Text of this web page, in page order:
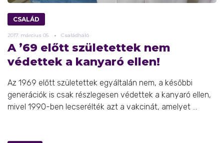
CSALÁD
2017. március 05. Családháló
A ’69 előtt születettek nem
védettek a kanyaró ellen!
Az 1969 előtt születettek egyáltalán nem, a későbbi
generációk is csak részlegesen védettek a kanyaró ellen,
mivel 1990-ben lecserélték azt a vakcinát, amelyet ...